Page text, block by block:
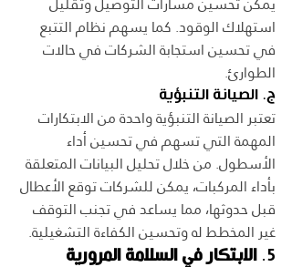
استهلاك الوقود. كما يسهم نظام التتبع
في تحسين استجابة الشركات في حالات
الطوارئ.
ج. الصيانة التنبؤية
تعتبر الصيانة التنبؤية واحدة من الابتكارات
المهمة التي تسهم في تحسين أداء
الأسطول. من خلال تحليل البيانات المتعلقة
بأداء المركبات، يمكن للشركات توقع الأعطال
قبل حدوثها، مما يساعد في تجنب التوقف
غير المخطط له وتحسين الكفاءة التشغيلية.
5. الابتكار في السلامة المرورية